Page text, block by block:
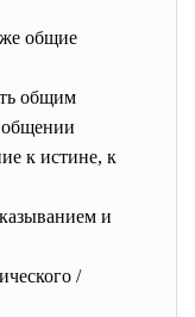
общие
общим
к истине, к
и
/